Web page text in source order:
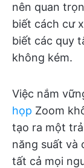
nên quan
biết cách cư
biết các quy
không kém.
Việc nắm
họp Zoom
tạo ra một
năng suất và
tất cả mọi